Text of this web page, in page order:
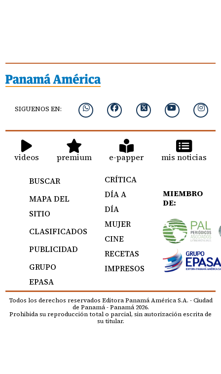
SIGUENOS EN:
videos premium e-papper mis noticias
BUSCAR
MAPA DEL
SITIO
CLASIFICADOS
PUBLICIDAD
GRUPO
EPASA
CRÍTICA
DÍA A
DÍA
MUJER
CINE
RECETAS
IMPRESOS
MIEMBRO
DE:
Todos los derechos reservados Editora Panamá América S.A. - Ciudad
de Panamá - Panamá 2026.
Prohibida su reproducción total o parcial, sin autorización escrita de
su titular.